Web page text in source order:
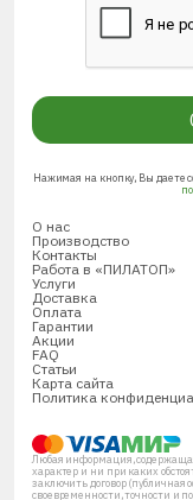
Нажимая на кнопку, Вы даете
О нас
Производство
Контакты
Работа в «ПИЛАТОП»
Услуги
Доставка
Оплата
Гарантии
Акции
FAQ
Статьи
Карта сайта
Политика
Любая информация,
характер и ни при каких
заключить договор
своевременности, точности и